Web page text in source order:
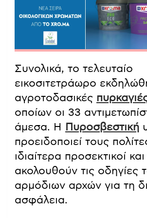
Συνολικά, το τελευταίο
εικοσιτετράωρο
αγροτοδασικές
οποίων οι 33
άμεσα. Η
Πυροσβεστική
προειδοποιεί τους
ιδιαίτερα προσεκτικοί
ακολουθούν τις οδηγίες
αρμόδιων αρχών για τη
ασφάλεια.